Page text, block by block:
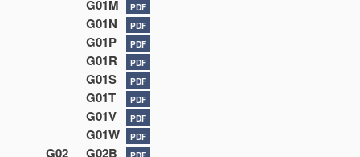
G01M PDF
G01N PDF
G01P PDF
G01R PDF
G01S PDF
G01T PDF
G01V PDF
G01W PDF
G02 G02B